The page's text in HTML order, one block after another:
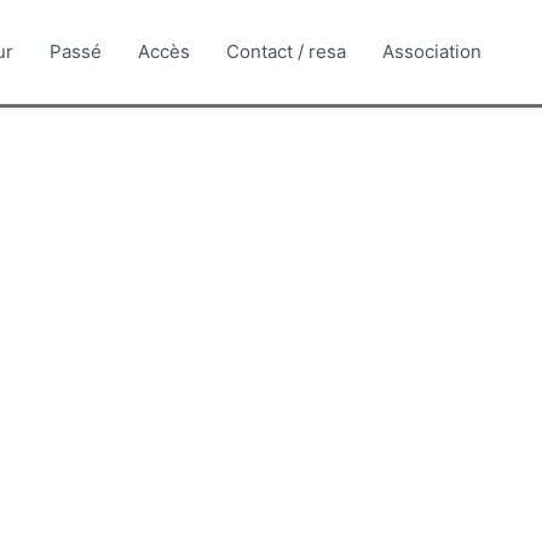
Passé Accès Contact / resa Association